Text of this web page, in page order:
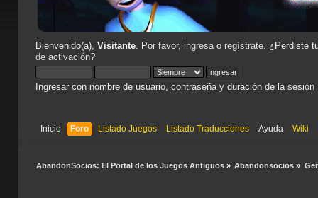
Bienvenido(a), Visitante. Por favor, ingresao regístrate. ¿Perdiste
de activación?
Ingresar con nombre de usuario, contraseña y duración de la sesión
Inicio Foro Listado Juegos Listado Traducciones Ayuda Wiki
AbandonSocios: El Portal de los Juegos Antiguos» Abandonsocios »